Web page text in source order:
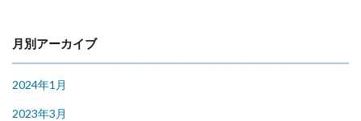
月別アーカイブ
2024年1月
2023年3月